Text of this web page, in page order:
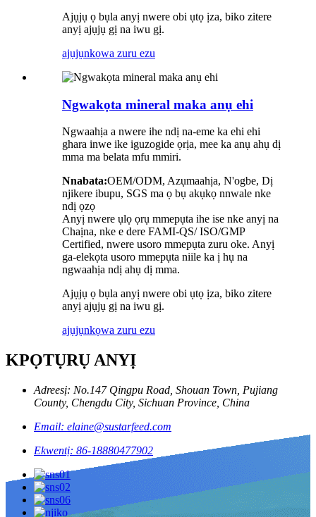
Ajụjụ ọ bụla anyị nwere obi ụtọ ịza, biko zitere
anyị ajụjụ gị na iwu gị.
ajụjụnkọwa zuru ezu
Ngwakọta mineral maka anụ ehi
Ngwaahịa a nwere ihe ndị na-eme ka ehi ehi
ghara inwe ike iguzogide ọrịa, mee ka anụ ahụ dị
mma ma belata mfu mmiri.
Nnabata:OEM/ODM, Azụmaahịa, N'ogbe, Dị
njikere ibupu, SGS ma ọ bụ akụkọ nnwale nke
ndị ọzọ
Anyị nwere ụlọ ọrụ mmepụta ihe ise nke anyị na
Chaịna, nke e dere FAMI-QS/ ISO/GMP
Certified, nwere usoro mmepụta zuru oke. Anyị
ga-elekọta usoro mmepụta niile ka ị hụ na
ngwaahịa ndị ahụ dị mma.
Ajụjụ ọ bụla anyị nwere obi ụtọ ịza, biko zitere
anyị ajụjụ gị na iwu gị.
ajụjụnkọwa zuru ezu
KPỌTỤRỤ ANYỊ
Adreesị: No.147 Qingpu Road, Shouan Town, Pujiang
County, Chengdu City, Sichuan Province, China
Email: elaine@sustarfeed.com
Ekwentị: 86-18880477902